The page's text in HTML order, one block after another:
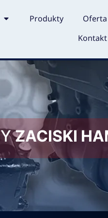
Produkty Oferta
Kontakt
ZACISKI